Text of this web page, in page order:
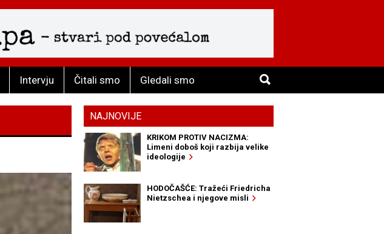
Intervju Čitali smo Gledali smo
NAJNOVIJE
KRIKOM PROTIV NACIZMA:
Limeni doboš koji razbija velike
ideologije
HODOČAŠĆE: Tražeći Friedricha
Nietzschea i njegove misli